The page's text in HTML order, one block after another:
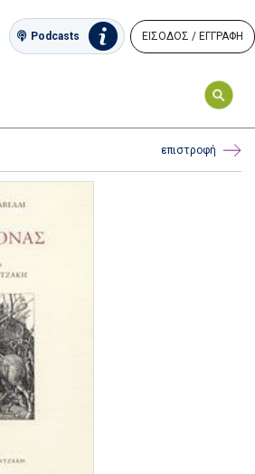
Podcasts ΕΙΣΟΔΟΣ / ΕΓΓΡΑΦΗ
επιστροφή